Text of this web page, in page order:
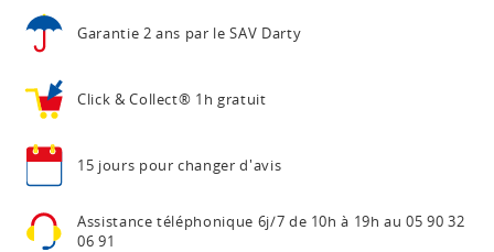
Garantie 2 ans par le SAV Darty
Click & Collect® 1h gratuit
15 jours pour changer d'avis
Assistance téléphonique 6j/7 de 10h à 19h au 05 90 32
06 91